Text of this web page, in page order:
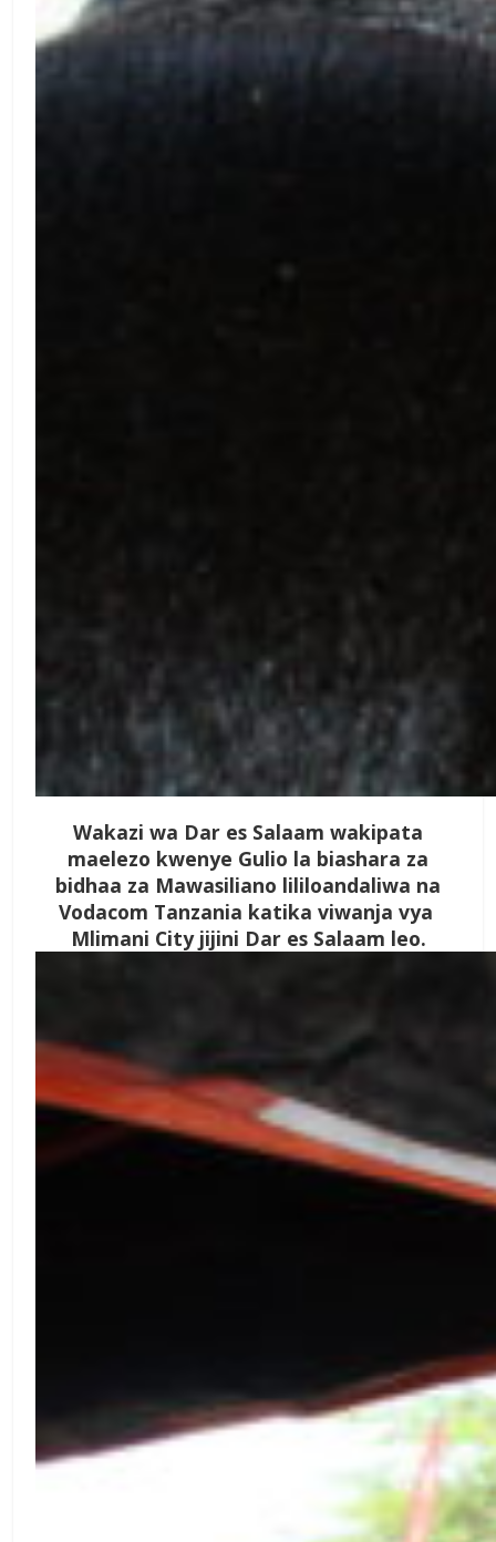
Wakazi wa Dar es Salaam wakipata
maelezo kwenye Gulio la biashara za
bidhaa za Mawasiliano lililoandaliwa na
Vodacom Tanzania katika viwanja vya
Mlimani City jijini Dar es Salaam leo.